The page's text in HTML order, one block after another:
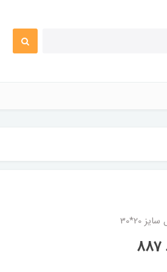
20*30